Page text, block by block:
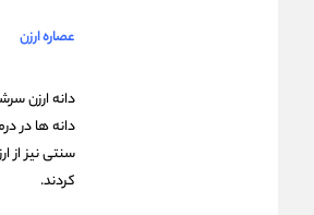
عصاره ارزن
دانه ارزن
دانه ها در
سنتی نیز از
کردند.